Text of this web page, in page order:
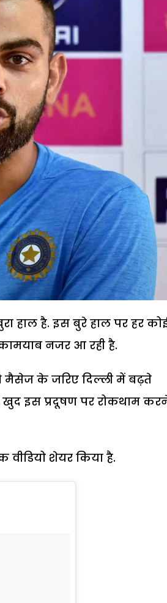
हाल है. इस बुरे हाल पर हर
नजर आ रही है.
मैसेज के जरिए दिल्ली में बढ़ते
इस प्रदूषण पर रोकथाम
शेयर किया है.